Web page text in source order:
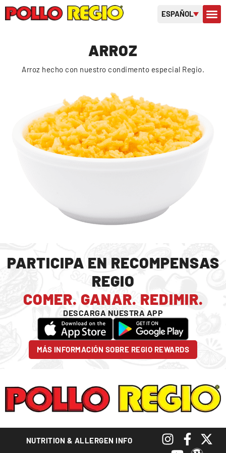
ESPAÑOL
ARROZ
Arroz hecho con nuestro condimento especial Regio.
PARTICIPA EN RECOMPENSAS
REGIO
COMER. GANAR. REDIMIR.
DESCARGA NUESTRA APP
MÁS INFORMACIÓN SOBRE REGIO REWARDS
NUTRITION & ALLERGEN INFO